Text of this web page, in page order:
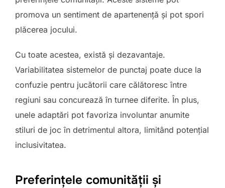
promova un sentiment de apartenență și pot spori
plăcerea jocului.
Cu toate acestea, există și dezavantaje.
Variabilitatea sistemelor de punctaj poate duce la
confuzie pentru jucătorii care călătoresc între
regiuni sau concurează în turnee diferite. În plus,
unele adaptări pot favoriza involuntar anumite
stiluri de joc în detrimentul altora, limitând potențial
inclusivitatea.
Preferințele comunității și